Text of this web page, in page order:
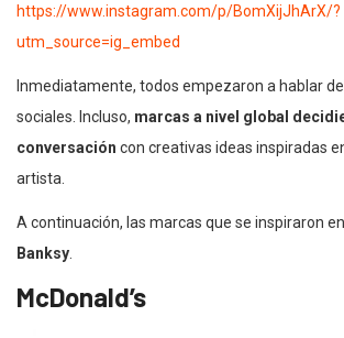
https://www.instagram.com/p/BomXijJhArX/?
utm_source=ig_embed
Inmediatamente, todos empezaron a hablar
sociales. Incluso, marcas a nivel global
conversación con creativas ideas inspiradas
artista.
A continuación, las marcas que se inspiraron
Banksy
McDonald’s